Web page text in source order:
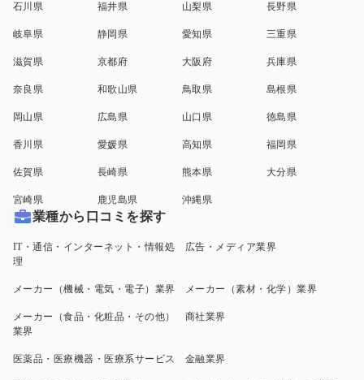
石川県 福井県 山梨県 長野県
岐阜県 静岡県 愛知県 三重県
滋賀県 京都府 大阪府 兵庫県
奈良県 和歌山県 鳥取県 島根県
岡山県 広島県 山口県 徳島県
香川県 愛媛県 高知県 福岡県
佐賀県 長崎県 熊本県 大分県
宮崎県 鹿児島県 沖縄県
業種から口コミを探す
IT・通信・インターネット・情報処
理
広告・メディア業界
メーカー（機械・電気・電子）業界 メーカー（素材・化学）業界
メーカー（食品・化粧品・その他）
業界
商社業界
医薬品・医療機器・医療系サービス 金融業界